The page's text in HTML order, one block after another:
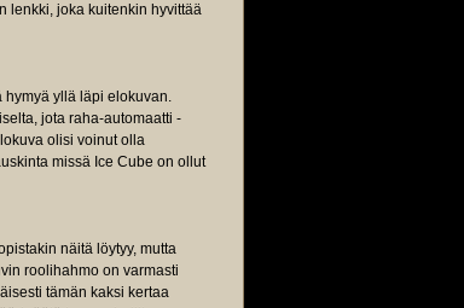
lenkki, joka kuitenkin hyvittää
hymyä yllä läpi elokuvan.
jota raha-automaatti -
olisi voinut olla
missä Ice Cube on ollut
näitä löytyy, mutta
roolihahmo on varmasti
tämän kaksi kertaa